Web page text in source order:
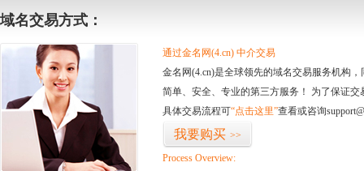
域名交易方式：
通过金名网(4.cn) 中介交易
金名网(4.cn)是全球领先的域名交易服务机构
简单、安全、专业的第三方服务！ 为了保证
具体交易流程可“点击这里”查看或咨询
我要购买 >>
Process Overview: